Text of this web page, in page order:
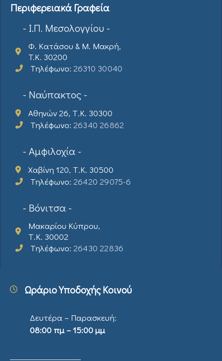
Περιφερειακά Γραφεία
- Ι.Π. Μεσολογγίου -
Φ. Κατάσου & Μ. Μακρή,
T.K. 30200
Τηλέφωνο: 26310 30040
- Ναύπακτος -
Αθηνών 26, Τ.Κ. 30300
Τηλέφωνο: 26340 26862
- Αμφιλοχία -
Χαβίνη 120, Τ.Κ. 30500
Τηλέφωνο: 26420 29075-6
- Βόνιτσα -
Μακαρίου Κύπρου,
Τ.Κ. 30002
Τηλέφωνο: 26430 22836
Ωράριο Υποδοχής Κοινού
Δευτέρα – Παρασκευή:
08:00 πμ – 15:00 μμ